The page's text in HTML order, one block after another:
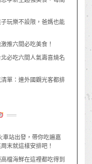
玩樂不設限，爸媽也能
推六間必吃美食！
必吃六間人氣壽喜燒名
單：連外國觀光客都排
車站出發，帶你吃遍嘉
末就這樣安排吧！
檔海鮮在這裡都吃得到